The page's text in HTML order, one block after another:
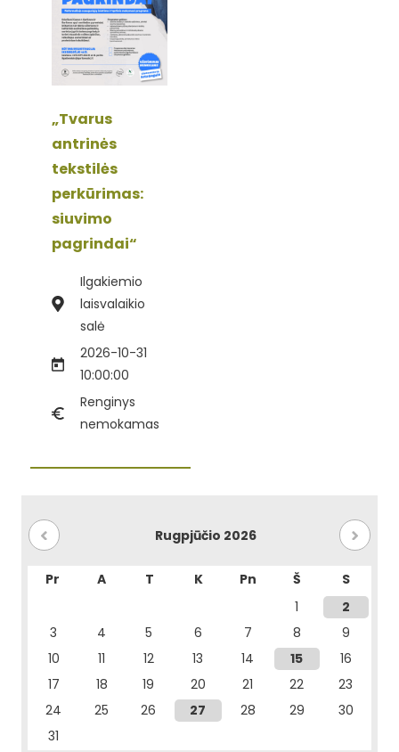
„Tvarus
antrinės
tekstilės
perkūrimas:
siuvimo
pagrindai“
Ilgakiemio
laisvalaikio
salė
2026-10-31
10:00:00
Renginys
nemokamas
Rugpjūčio 2026
Pr A T K Pn Š
S
1
2
3
4 5 6 7 8
9
10
11 12 13 14 15
16
17
18 19 20 21 22
23
24
25 26 27 28 29
30
31